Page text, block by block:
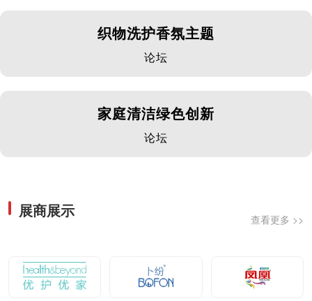
织物洗护香氛主题
论坛
家庭清洁绿色创新
论坛
展商展示 查看更多 >>